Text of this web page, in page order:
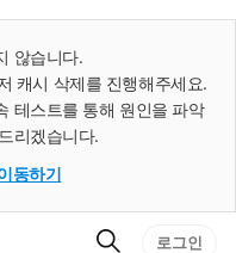
않습니다.
캐시 삭제를 진행해주세요.
테스트를 통해 원인을 파악
리겠습니다.
동하기
검
로그인